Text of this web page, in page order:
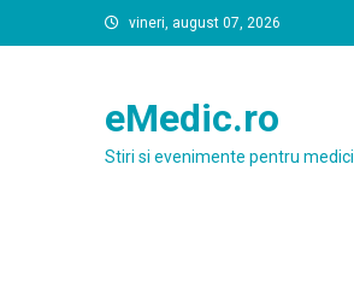
to
vineri, august 07, 2026
eMedic.ro
Stiri si evenimente pentru medici